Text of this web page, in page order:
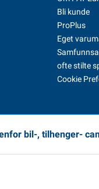
Bli kunde
ProPlus
Eget
ofte stilte
Cookie
bil-, tilhenger-